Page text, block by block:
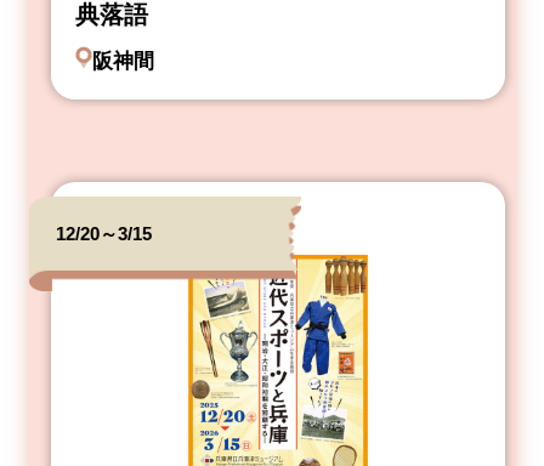
典落語
阪神間
12/20～3/15